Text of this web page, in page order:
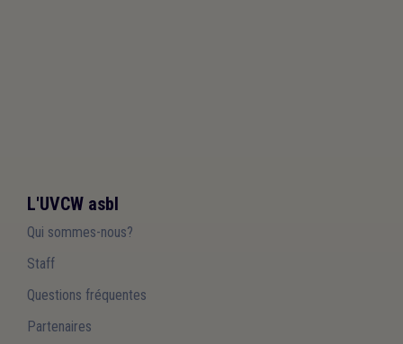
L'UVCW asbl
Qui sommes-nous?
Staff
Questions fréquentes
Partenaires